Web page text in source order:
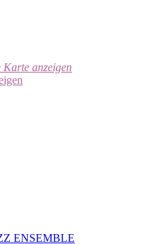
Karte anzeigen
ENSEMBLE